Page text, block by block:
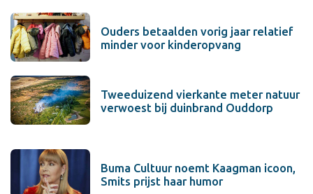
Ouders betaalden vorig jaar relatief
minder voor kinderopvang
Tweeduizend vierkante meter natuur
verwoest bij duinbrand Ouddorp
Buma Cultuur noemt Kaagman icoon,
Smits prijst haar humor